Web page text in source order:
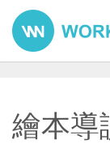
繪本導